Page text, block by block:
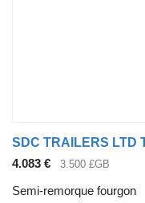
4.083 € 3.500 £GB
Semi-remorque fourgon